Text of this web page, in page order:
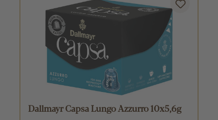
Dallmayr Capsa Lungo Azzurro 10x5,6g